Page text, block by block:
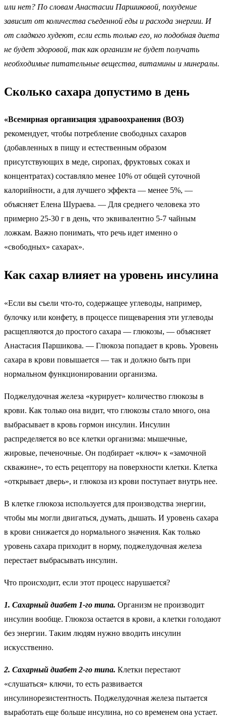
или нет? По словам Анастасии Паршиковой, похудение
зависит от количества съеденной еды и расхода энергии. И
от сладкого худеют , если есть только его, но подобная диета
не будет здоровой, так как организм не будет получать
необходимые питательные вещества, витамины и минералы.
Сколько сахара допустимо в день
«Всемирная организация здравоохранения (ВОЗ)
рекомендует, чтобы потребление свободных сахаров
(добавленных в пищу и естественным образом
присутствующих в меде, сиропах, фруктовых соках и
концентратах) составляло менее 10% от общей суточной
калорийности, а для лучшего эффекта — менее 5%, —
объясняет Елена Шураева. — Для среднего человека это
примерно 25-30 г в день, что эквивалентно 5-7 чайным
ложкам. Важно понимать, что речь идет именно о
«свободных» сахарах».
Как сахар влияет на уровень инсулина
«Если вы съели что-то, содержащее углеводы, например,
булочку или конфету, в процессе пищеварения эти углеводы
расщепляются до простого сахара — глюкозы, — объясняет
Анастасия Паршикова. — Глюкоза попадает в кровь. Уровень
сахара в крови повышается — так и должно быть при
нормальном функционировании организма.
Поджелудочная железа «курирует» количество глюкозы в
крови. Как только она видит, что глюкозы стало много, она
выбрасывает в кровь гормон инсулин. Инсулин
распределяется во все клетки организма: мышечные,
жировые, печеночные. Он подбирает «ключ» к «замочной
скважине», то есть рецептору на поверхности клетки. Клетка
«открывает дверь», и глюкоза из крови поступает внутрь нее.
В клетке глюкоза используется для производства энергии,
чтобы мы могли двигаться, думать, дышать. И уровень сахара
в крови снижается до нормального значения. Как только
уровень сахара приходит в норму, поджелудочная железа
перестает выбрасывать инсулин.
Что происходит, если этот процесс нарушается?
1. Сахарный диабет 1-го типа. Организм не производит
инсулин вообще. Глюкоза остается в крови, а клетки голодают
без энергии. Таким людям нужно вводить инсулин
искусственно.
2. Сахарный диабет 2-го типа. Клетки перестают
«слушаться» ключи, то есть развивается
инсулинорезистентность. Поджелудочная железа пытается
выработать еще больше инсулина, но со временем она устает.